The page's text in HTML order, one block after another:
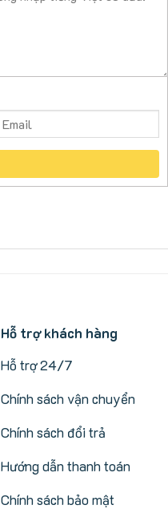
Hỗ trợ khách hàng
Hỗ trợ 24/7
Chính sách vận chuyển
Chính sách đổi trả
Hướng dẫn thanh toán
Chính sách bảo mật